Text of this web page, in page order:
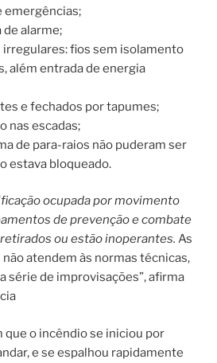
emergências;
de alarme;
fios sem isolamento
além entrada de energia
e fechados por tapumes;
nas escadas;
de para-raios não puderam ser
estava bloqueado.
ocupada por movimento
de prevenção e combate
ou estão inoperantes. As
atendem às normas técnicas,
série de improvisações”, afirma
que o incêndio se iniciou por
e se espalhou rapidamente